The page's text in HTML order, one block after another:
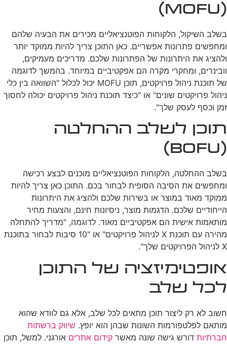
(MOFU)
בשלב השיקול, הלקוחות הפוטנציאליים מכירים את הבעיה שלהם
ומחפשים פתרונות אפשריים. כאן התוכן צריך להיות ממוקד יותר
ולהציג את היתרונות של הפתרונות שלכם. מדריכים מעמיקים,
וובינרים, ומחקרי מקרה הם אפקטיביים במיוחד. בהמשך לדוגמה
של תוכנת ניהול פרויקטים, תוכן MOFU יכול לכלול "השוואה בין כלי
ניהול פרויקטים שונים" או "כיצד תוכנת ניהול פרויקטים יכולה לחסוך
זמן וכסף לעסק שלך".
תוכן לשלב ההחלטה
(BOFU)
בשלב ההחלטה, הלקוחות הפוטנציאליים מוכנים לבצע רכישה
ומחפשים את הסיבה הסופית לבחור בכם. התוכן כאן צריך להיות
ממוקד מאוד במוצר או בשירות שלכם ולהציג את היתרונות
הייחודיים שלכם. הדגמות מוצר, ניסיונות חינם, והצעות מחיר
מותאמות אישית הם אפקטיביים מאוד. לדוגמה, "מדריך להתחלה
מהירה עם תוכנת X לניהול פרויקטים" או "10 סיבות לבחור בתוכנת
X לניהול הפרויקטים שלך".
אופטימיזציה של התוכן
לכל שלב
חשוב לא רק ליצור תוכן מתאים לכל שלב, אלא גם לוודא שהוא
מותאם לפלטפורמות השונות שבהן הוא יופץ. שיווק ברשתות
חברתיות דורש גישה שונה מאשר קידום אתרים אורגני. למשל, תוכן